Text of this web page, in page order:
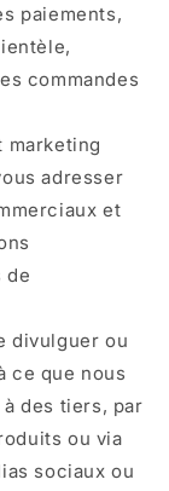
paiements,
commandes
marketing
adresser
et
de
divulguer ou
ce que nous
des tiers, par
ou via
sociaux ou